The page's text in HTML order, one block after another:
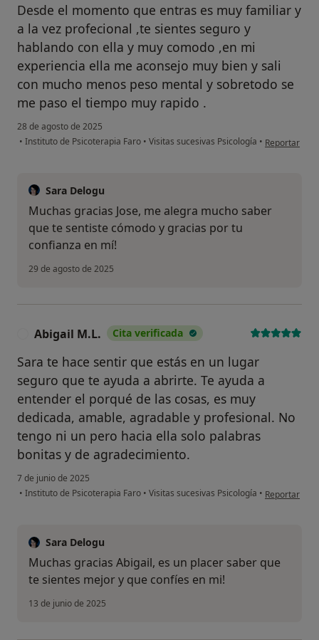
Desde el momento que entras es muy familiar y
a la vez profecional ,te sientes seguro y
hablando con ella y muy comodo ,en mi
experiencia ella me aconsejo muy bien y sali
con mucho menos peso mental y sobretodo se
me paso el tiempo muy rapido .
28 de agosto de 2025
• Instituto de Psicoterapia Faro • Visitas sucesivas Psicología • en opinión
Reportar
Sara Delogu
Muchas gracias Jose, me alegra mucho saber
que te sentiste cómodo y gracias por tu
confianza en mí!
29 de agosto de 2025
Abigail M.L. Cita verificada
Sara te hace sentir que estás en un lugar
seguro que te ayuda a abrirte. Te ayuda a
entender el porqué de las cosas, es muy
dedicada, amable, agradable y profesional. No
tengo ni un pero hacia ella solo palabras
bonitas y de agradecimiento.
7 de junio de 2025
• Instituto de Psicoterapia Faro • Visitas sucesivas Psicología • en opinión
Reportar
Sara Delogu
Muchas gracias Abigail, es un placer saber que
te sientes mejor y que confíes en mi!
13 de junio de 2025